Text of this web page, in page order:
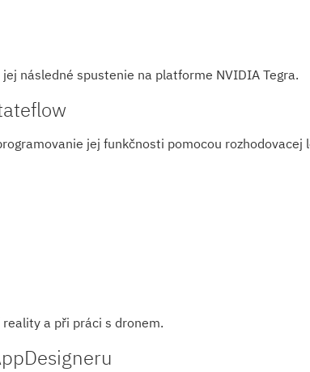
následné spustenie na platforme NVIDIA Tegra.
jej funkčnosti pomocou rozhodovacej
a při práci s dronem.